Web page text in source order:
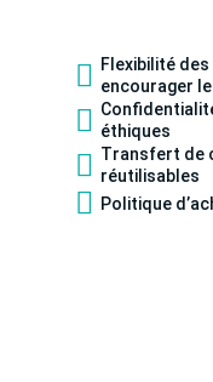
Flexibilité
encourager
éthiques
Transfert de
réutilisables
Politique